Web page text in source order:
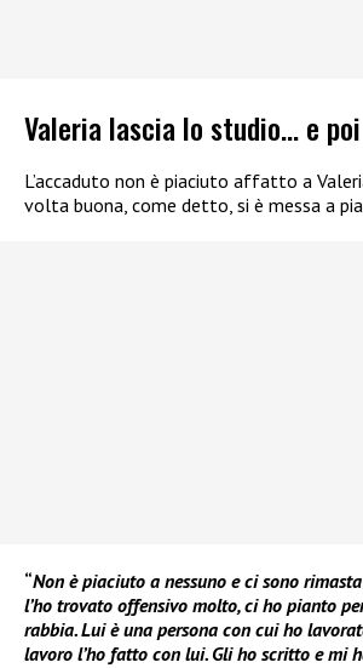
Valeria lascia lo studio… e
L’accaduto non è piaciuto affatto a
volta buona, come detto, si è messa a
“Non è piaciuto a nessuno e ci sono
l’ho trovato offensivo molto, ci ho pianto
rabbia. Lui è una persona con cui ho
lavoro l’ho fatto con lui. Gli ho scritto e mi